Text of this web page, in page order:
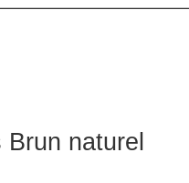
naturel